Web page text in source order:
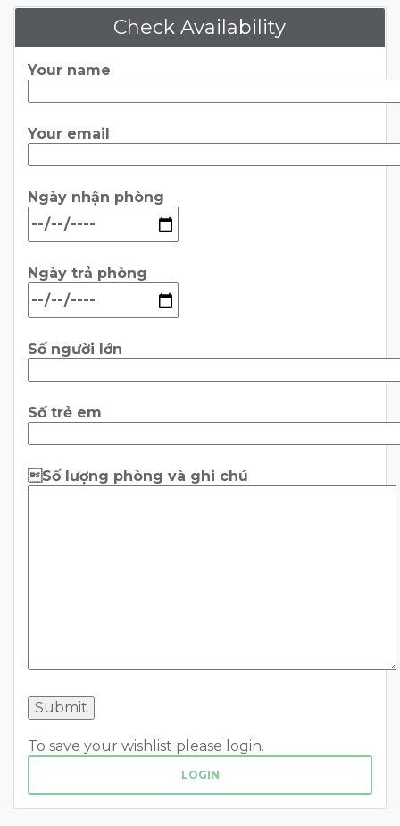
Check Availability
Your name
Your email
Ngày nhận phòng
Ngày trả phòng
Số người lớn
Số trẻ em
Số lượng phòng và ghi chú
To save your wishlist please login.
LOGIN